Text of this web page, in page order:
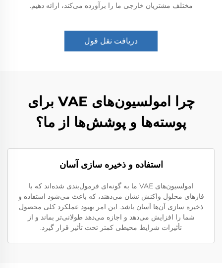
مختلف مشتریان خارجی ما را برآورده می‌کند، ارائه دهیم.
دریافت نقل قول
چرا امولسیون‌های VAE برای
پوسته‌ها و پوشش‌ها از ما؟
استفاده و ذخیره سازی آسان
امولسیون‌های VAE ما به گونه‌ای فرمول‌بندی شده‌اند که با
فازهای محلول واکنش نشان می‌دهند، که باعث می‌شود استفاده و
ذخیره سازی آن‌ها آسان باشد. این امر بهبود عملکرد کلی محصول
شما را افزایش می‌دهد و اجازه می‌دهد طولانی‌تر بماند و از
تأثیرات شرایط محیطی کمتر تحت تأثیر قرار گیرد.